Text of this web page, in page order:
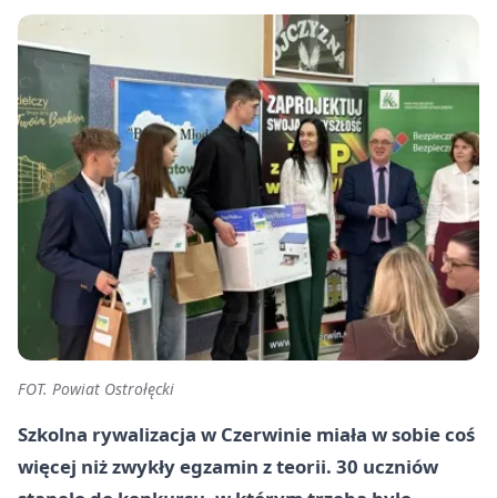
FOT. Powiat Ostrołęcki
Szkolna rywalizacja w Czerwinie miała w sobie coś
więcej niż zwykły egzamin z teorii. 30 uczniów